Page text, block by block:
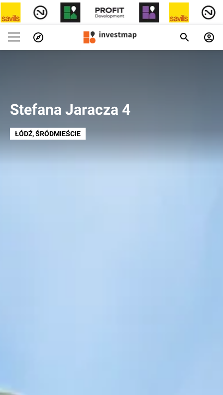
Stefana Jaracza 4
ŁÓDŹ, ŚRÓDMIEŚCIE